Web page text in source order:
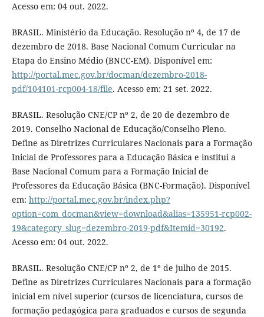
Acesso em: 04 out. 2022.
BRASIL. Ministério da Educação. Resolução nº 4, de 17 de
dezembro de 2018. Base Nacional Comum Curricular na
Etapa do Ensino Médio (BNCC-EM). Disponível em:
http://portal.mec.gov.br/docman/dezembro-2018-
pdf/104101-rcp004-18/file. Acesso em: 21 set. 2022.
BRASIL. Resolução CNE/CP nº 2, de 20 de dezembro de
2019. Conselho Nacional de Educação/Conselho Pleno.
Define as Diretrizes Curriculares Nacionais para a Formação
Inicial de Professores para a Educação Básica e institui a
Base Nacional Comum para a Formação Inicial de
Professores da Educação Básica (BNC-Formação). Disponível
em: http://portal.mec.gov.br/index.php?
option=com_docman&view=download&alias=135951-rcp002-
19&category_slug=dezembro-2019-pdf&Itemid=30192.
Acesso em: 04 out. 2022.
BRASIL. Resolução CNE/CP nº 2, de 1º de julho de 2015.
Define as Diretrizes Curriculares Nacionais para a formação
inicial em nível superior (cursos de licenciatura, cursos de
formação pedagógica para graduados e cursos de segunda